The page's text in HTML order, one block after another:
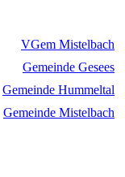
VGem Mistelbach
Gemeinde Gesees
Gemeinde Hummeltal
Gemeinde Mistelbach